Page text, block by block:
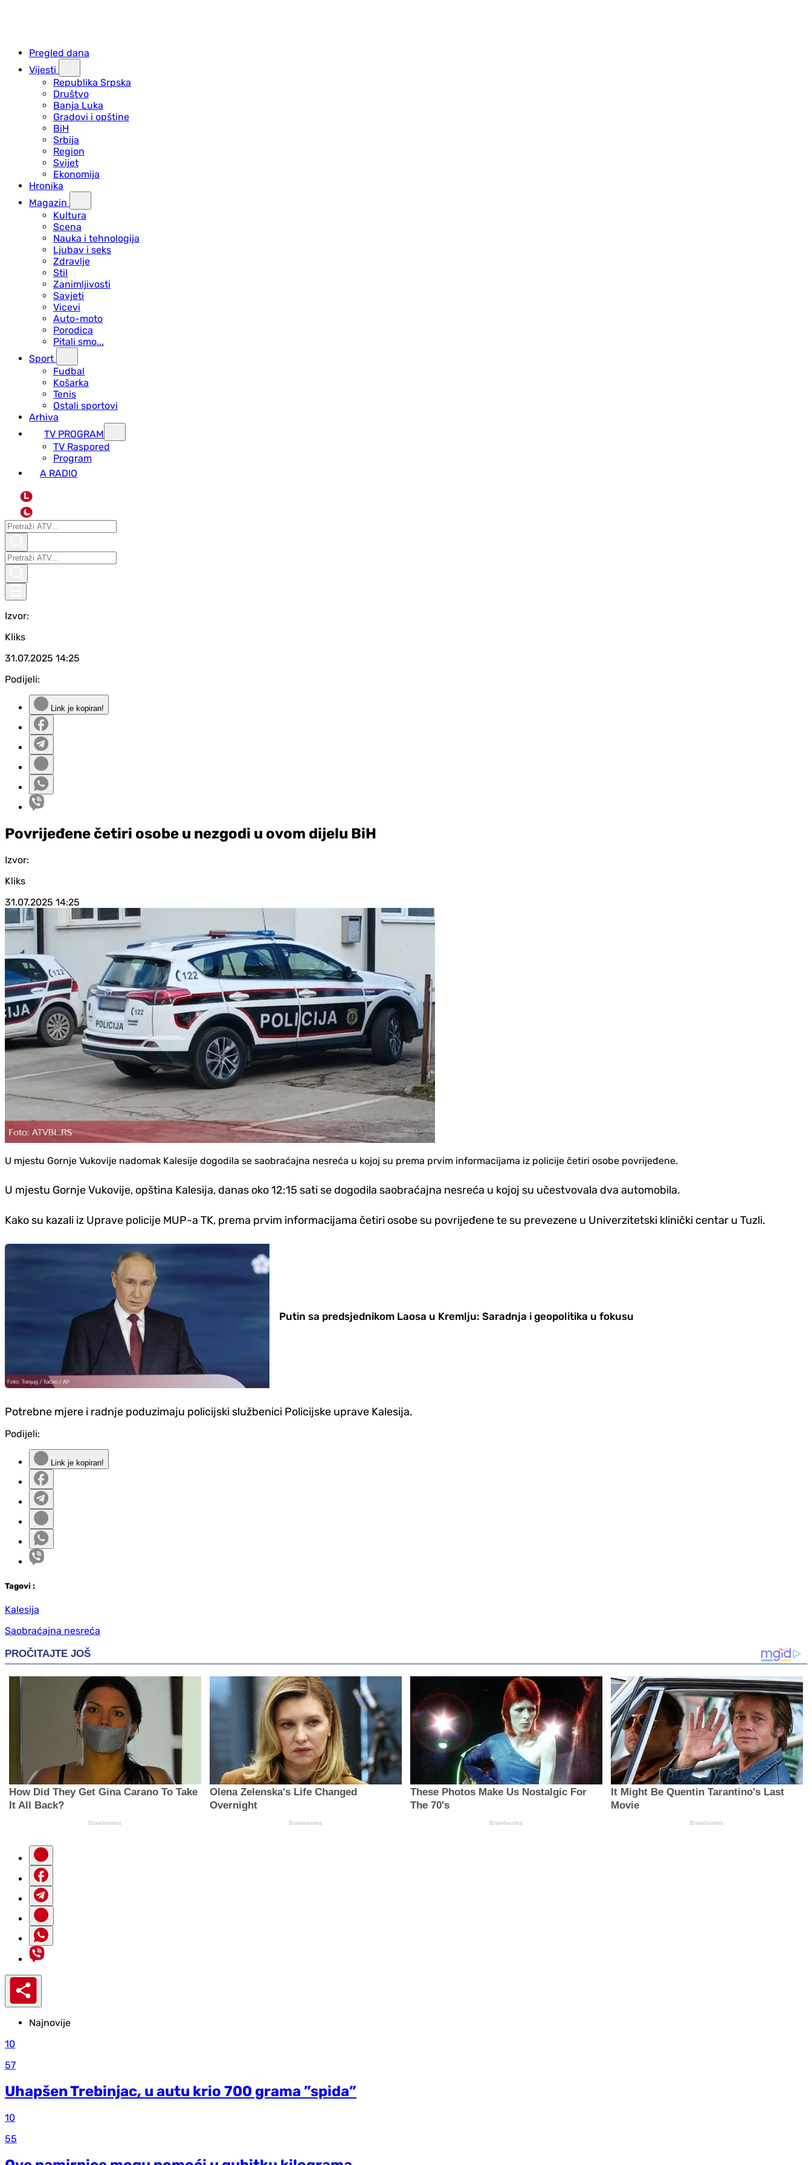
Pregled dana
Vijesti
Republika Srpska
Društvo
Banja Luka
Gradovi i opštine
BiH
Srbija
Region
Svijet
Ekonomija
Hronika
Magazin
Kultura
Scena
Nauka i tehnologija
Ljubav i seks
Zdravlje
Stil
Zanimljivosti
Savjeti
Vicevi
Auto-moto
Porodica
Pitali smo...
Sport
Fudbal
Košarka
Tenis
Ostali sportovi
Arhiva
TV PROGRAM
ТV Raspored
Program
A RADIO
L
Izvor:
Kliks
31.07.2025 14:25
Podijeli:
Link je kopiran!
Povrijeđene četiri osobe u nezgodi u ovom dijelu BiH
Izvor:
Kliks
31.07.2025 14:25
U mjestu Gornje Vukovije nadomak Kalesije dogodila se saobraćajna nesreća u kojoj su prema prvim informacijama iz policije četiri osobe povrijeđene.
U mjestu Gornje Vukovije, opština Kalesija, danas oko 12:15 sati se dogodila saobraćajna nesreća u kojoj su učestvovala dva automobila.
Kako su kazali iz Uprave policije MUP-a TK, prema prvim informacijama četiri osobe su povrijeđene te su prevezene u Univerzitetski klinički centar u Tuzli.
Putin sa predsjednikom Laosa u Kremlju: Saradnja i geopolitika u fokusu
Potrebne mjere i radnje poduzimaju policijski službenici Policijske uprave Kalesija.
Podijeli:
Link je kopiran!
Tagovi :
Kalesija
Saobraćajna nesreća
Najnovije
10
57
Uhapšen Trebinjac, u autu krio 700 grama ”spida”
10
55